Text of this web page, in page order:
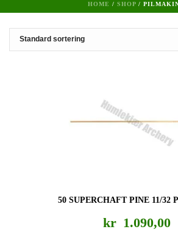
HOME / SHOP /
50 SUPERCHAFT PINE 11/32
kr 1.090,00